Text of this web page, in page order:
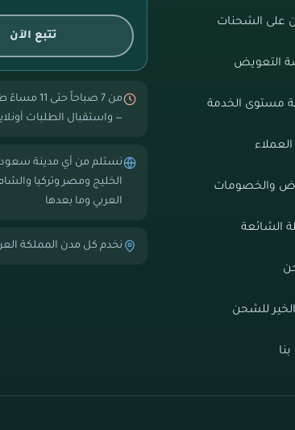
على الشحنات
التعويض
مستوى الخدمة
والخصومات
الشائعة
الخير للشحن
تتبع الآن
من 7 صباحاً
— واستقبال الطلبات أونلاين 24
نستلم من أي مدينة
الخليج ومصر وتركيا
العربي وما بعدها
نخدم كل مدن المملكة